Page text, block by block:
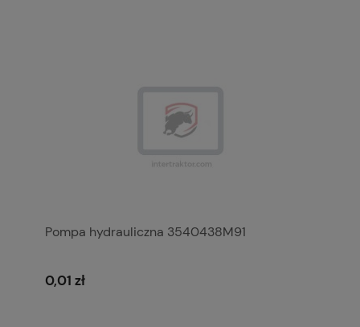
Pompa hydrauliczna 3540438M91
0,01 zł